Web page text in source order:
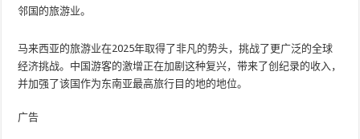
邻国的旅游业。
马来西亚的旅游业在2025年取得了非凡的势头，挑战了更广泛的全球
经济挑战。中国游客的激增正在加剧这种复兴，带来了创纪录的收入，
并加强了该国作为东南亚最高旅行目的地的地位。
广告